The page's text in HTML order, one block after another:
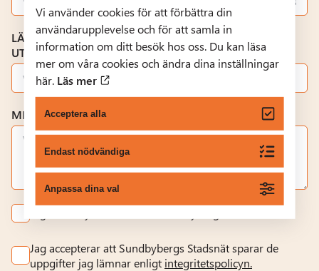
LÄGENHETSNUMMER, FASTIGHETSBETECKNING ELLER
UTTAGS-ID
MEDDELANDE
Jag accepterar att Sundbybergs Stadsnät sparar de
uppgifter jag lämnar enligt integritetspolicyn.
Vi använder cookies för att förbättra din
användarupplevelse och för att samla in
information om ditt besök hos oss. Du kan läsa
mer om våra cookies och ändra dina inställningar
här. Läs mer
Acceptera alla
Endast nödvändiga
Anpassa dina val